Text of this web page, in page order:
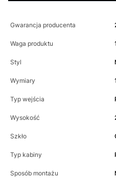
Gwarancja producenta
Waga produktu
Styl
Wymiary
Typ wejścia
Wysokość
Szkło
Typ kabiny
Sposób montażu